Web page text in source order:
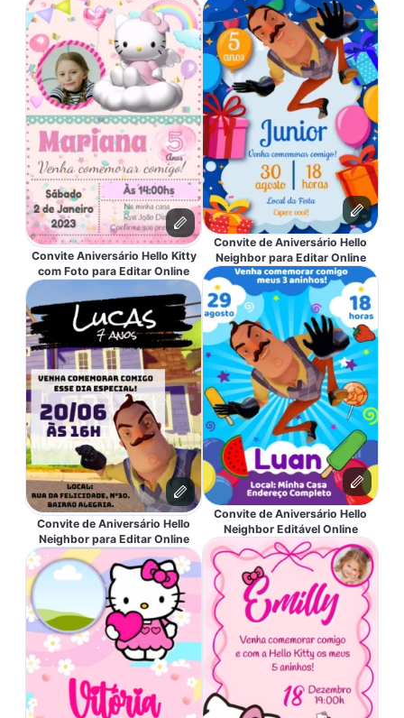
Convite Aniversário Hello Kitty
com Foto para Editar Online
Convite de Aniversário Hello
Neighbor para Editar Online
Convite de Aniversário Hello
Neighbor para Editar Online
Convite de Aniversário Hello
Neighbor Editável Online